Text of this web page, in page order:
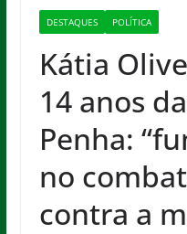
DESTAQUES POLÍTICA
Kátia
14 anos
Penha:
no
contra a